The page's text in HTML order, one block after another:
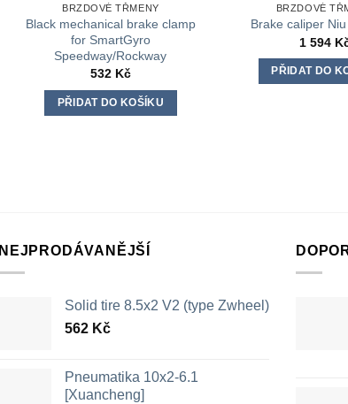
BRZDOVÉ TŘMENY
Black mechanical brake clamp
for SmartGyro
Speedway/Rockway
532 Kč
PŘIDAT DO KOŠÍKU
BRZDOVÉ
Brake caliper
1 594
PŘIDAT DO
NEJPRODÁVANĚJŠÍ
Solid tire 8.5x2 V2 (type Zwheel)
562 Kč
Pneumatika 10x2-6.1
[Xuancheng]